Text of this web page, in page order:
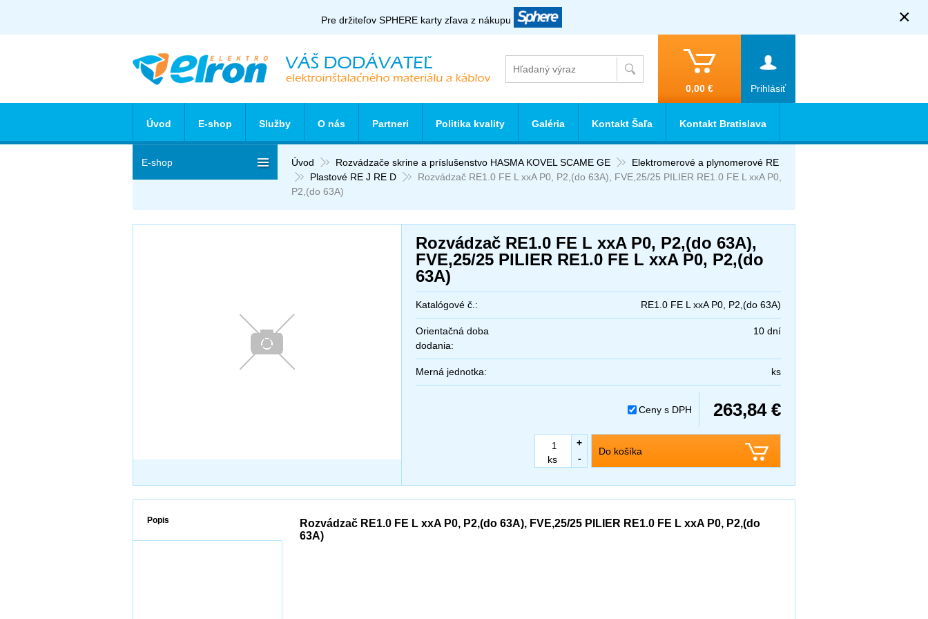
Pre držiteľov SPHERE karty zľava z nákupu ×
Prihlásiť
0,00 €
Úvod Rozvádzače skrine a príslušenstvo HASMA KOVEL SCAME GE
Elektromerové a plynomerové RE
Plastové RE J RE D
Rozvádzač RE1.0 FE L xxA P0, P2,(do 63A), FVE,25/25 PILIER RE1.0 FE L xxA P0,
P2,(do 63A)
Rozvádzač RE1.0 FE L xxA P0, P2,(do 63A),
FVE,25/25 PILIER RE1.0 FE L xxA P0, P2,(do
63A)
Katalógové č.: RE1.0 FE L xxA P0, P2,(do 63A)
Orientačná doba
dodania:
10 dní
Merná jednotka: ks
Ceny s DPH 263,84 €
Do košíka
-
ks
+
Popis
Rozvádzač RE1.0 FE L xxA P0, P2,(do 63A), FVE,25/25 PILIER RE1.0 FE L xxA P0, P2,(do
63A)
E-shop
Úvod E-shop Služby O nás Partneri Politika kvality Galéria Kontakt Šaľa Kontakt Bratislava